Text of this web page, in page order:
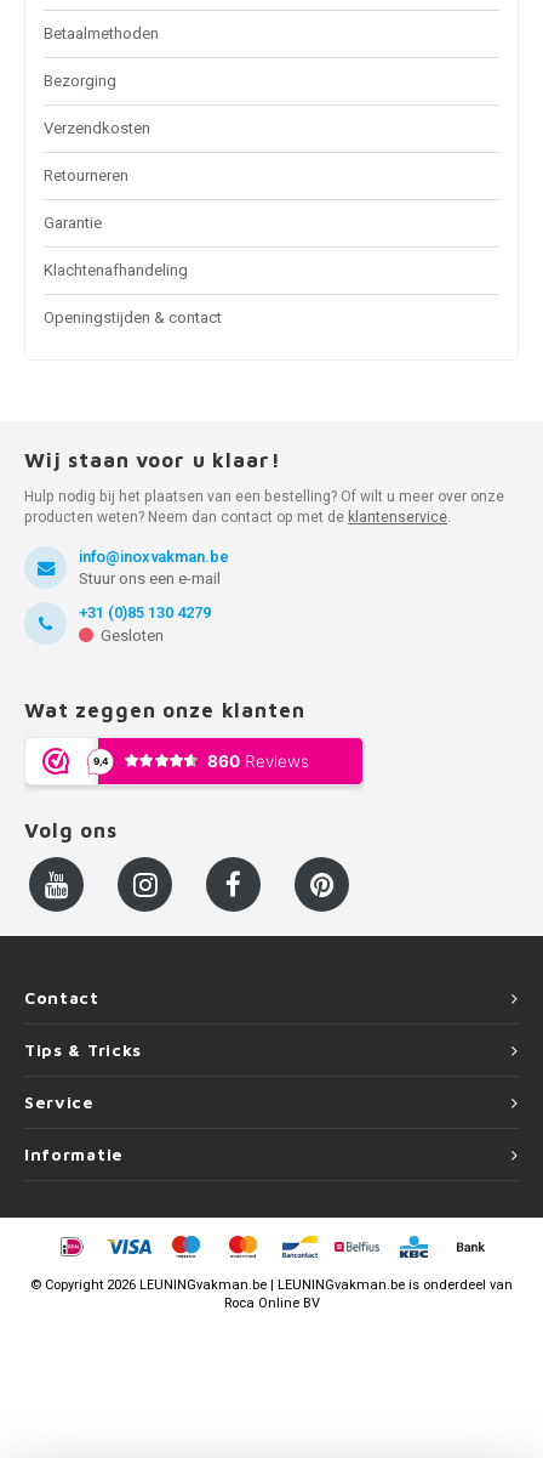
Betaalmethoden
Bezorging
Verzendkosten
Retourneren
Garantie
Klachtenafhandeling
Openingstijden & contact
Wij staan voor u klaar!
Hulp nodig bij het plaatsen van een bestelling? Of wilt u meer over onze
producten weten? Neem dan contact op met de klantenservice.
info@inoxvakman.be
Stuur ons een e-mail
+31 (0)85 130 4279
Gesloten
Wat zeggen onze klanten
Volg ons
Contact
Tips & Tricks
Service
Informatie
© Copyright 2026 LEUNINGvakman.be | LEUNINGvakman.be is onderdeel van
Roca Online BV